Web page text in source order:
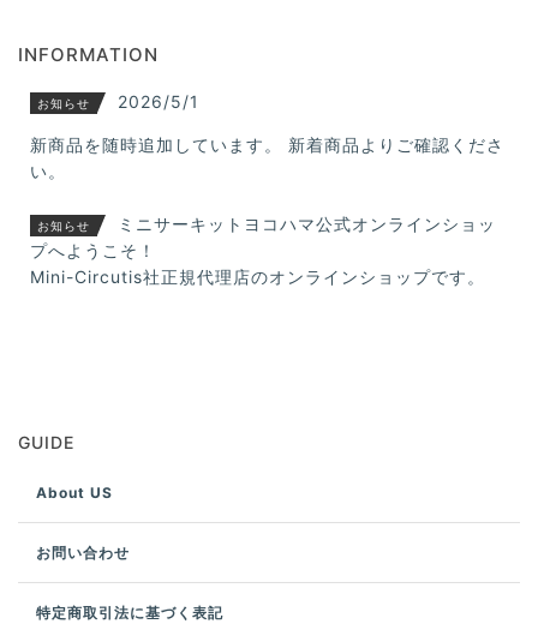
INFORMATION
お知らせ 2026/5/1
新商品を随時追加しています。 新着商品よりご確認くださ
い。
お知らせ
ミニサーキットヨコハマ公式オンラインショッ
プへようこそ！
Mini-Circutis社正規代理店のオンラインショップです。
GUIDE
About US
お問い合わせ
特定商取引法に基づく表記